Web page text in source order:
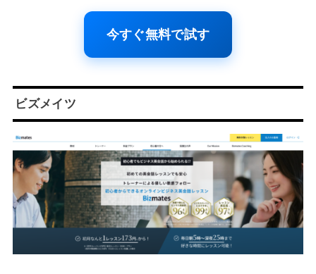
今すぐ無料で試す
ビズメイツ